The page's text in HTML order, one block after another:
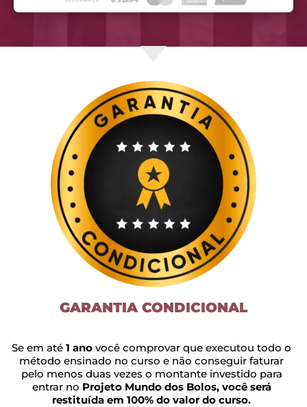
GARANTIA CONDICIONAL
Se em até1 ano você comprovar que executou todo o
método ensinado no curso e não conseguir faturar
pelo menos duas vezes o montante investido para
entrar no Projeto Mundo dos Bolos, você será
restituída em 100% do valor do curso.